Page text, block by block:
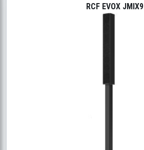
RCF EVOX JMIX9